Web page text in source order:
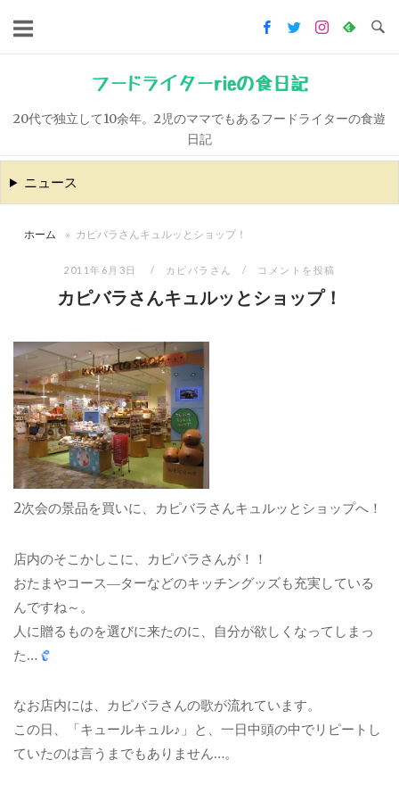
キ
ッ
フードライターrieの食日記
20代で独立して10余年。2児のママでもあるフードライターの食遊
日記
ニュース
ホーム » カピバラさんキュルッとショップ！
2011年6月3日 カピバラさん コメントを投稿
カピバラさんキュルッとショップ！
2次会の景品を買いに、カピバラさんキュルッとショップへ！
店内のそこかしこに、カピバラさんが！！
おたまやコース―ターなどのキッチングッズも充実している
んですね～。
人に贈るものを選びに来たのに、自分が欲しくなってしまっ
た…
なお店内には、カピバラさんの歌が流れています。
この日、「キュールキュル♪」と、一日中頭の中でリピートし
ていたのは言うまでもありません…。